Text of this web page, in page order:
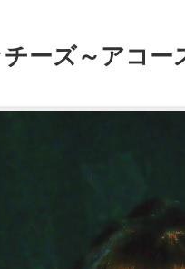
ーズ～アコー